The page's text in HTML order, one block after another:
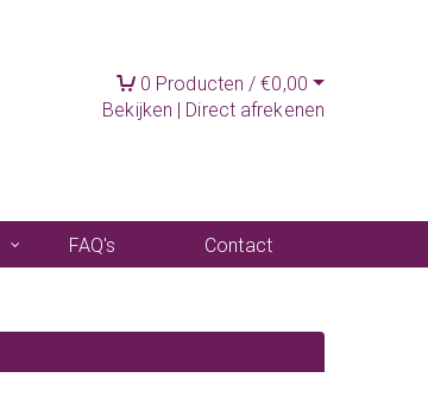
0 Producten /€0,00
Bekijken | Direct afrekenen
FAQ's
Contact